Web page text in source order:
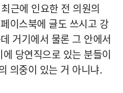
근에 인요한 전 의원의
이스북에 글도 쓰시고 강
거기에서 물론 그 안에서
당연직으로 있는 분들이
의중이 있는 거 아니냐.